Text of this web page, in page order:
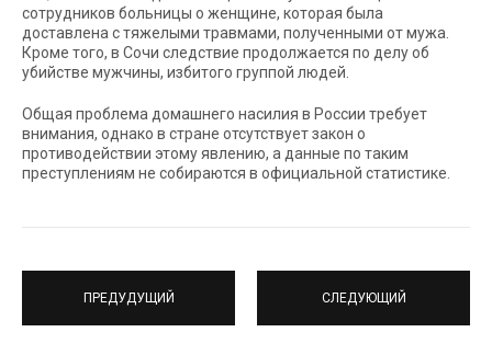
сотрудников больницы о женщине, которая была
доставлена с тяжелыми травмами, полученными от мужа.
Кроме того, в Сочи следствие продолжается по делу об
убийстве мужчины, избитого группой людей.
Общая проблема домашнего насилия в России требует
внимания, однако в стране отсутствует закон о
противодействии этому явлению, а данные по таким
преступлениям не собираются в официальной статистике.
ПРЕДУДУЩИЙ СЛЕДУЮЩИЙ